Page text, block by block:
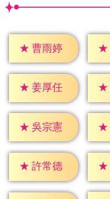
★ 曹雨婷 ★
★ 姜厚任 ★
★ 吳宗憲 ★
★ 許常德 ★